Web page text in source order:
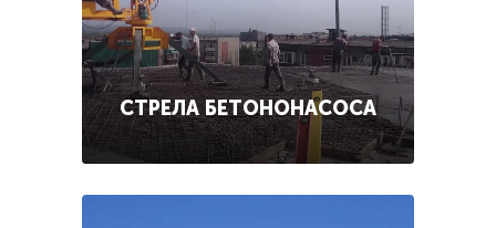
СТРЕЛА БЕТОНОНАСОСА